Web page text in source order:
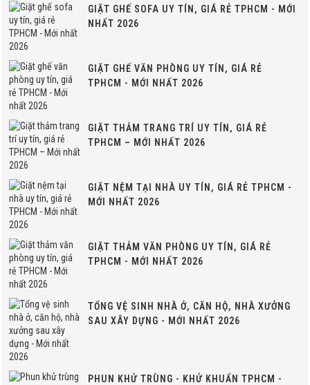
GIẶT GHẾ SOFA UY TÍN, GIÁ RẺ TPHCM - MỚI
NHẤT 2026
GIẶT GHẾ VĂN PHÒNG UY TÍN, GIÁ RẺ
TPHCM - MỚI NHẤT 2026
GIẶT THẢM TRANG TRÍ UY TÍN, GIÁ RẺ
TPHCM – MỚI NHẤT 2026
GIẶT NỆM TẠI NHÀ UY TÍN, GIÁ RẺ TPHCM -
MỚI NHẤT 2026
GIẶT THẢM VĂN PHÒNG UY TÍN, GIÁ RẺ
TPHCM - MỚI NHẤT 2026
TỔNG VỆ SINH NHÀ Ở, CĂN HỘ, NHÀ XƯỞNG
SAU XÂY DỰNG - MỚI NHẤT 2026
PHUN KHỬ TRÙNG - KHỬ KHUẨN TPHCM -